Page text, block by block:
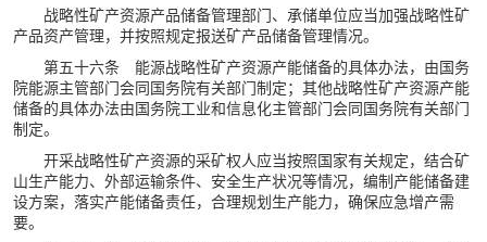
战略性矿产资源产品储备管理部门、承储单位应当加强战略性矿
产品资产管理，并按照规定报送矿产品储备管理情况。
第五十六条 能源战略性矿产资源产能储备的具体办法，由国务
院能源主管部门会同国务院有关部门制定；其他战略性矿产资源产能
储备的具体办法由国务院工业和信息化主管部门会同国务院有关部门
制定。
开采战略性矿产资源的采矿权人应当按照国家有关规定，结合矿
山生产能力、外部运输条件、安全生产状况等情况，编制产能储备建
设方案，落实产能储备责任，合理规划生产能力，确保应急增产需
要。